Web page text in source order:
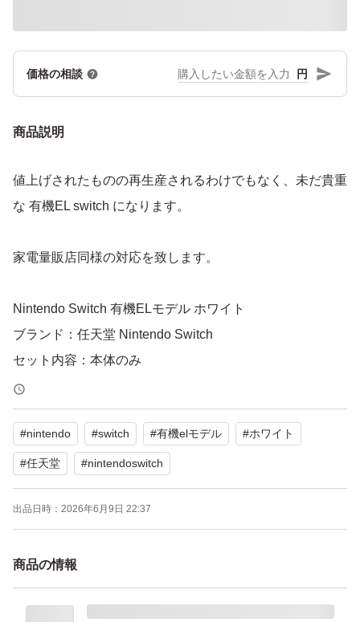
価格の相談 円
商品説明
値上げされたものの再生産されるわけでもなく、未だ貴重
な 有機EL switch になります。
家電量販店同様の対応を致します。
Nintendo Switch 有機ELモデル ホワイト
ブランド：任天堂 Nintendo Switch
セット内容：本体のみ
パッケージ種類：通常版
色：ホワイト系
#nintendo #switch #有機elモデル #ホワイト
#任天堂 #nintendoswitch
出品日時： 2026年6月9日 22:37
商品の情報